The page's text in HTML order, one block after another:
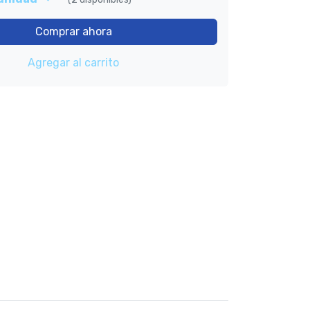
Comprar ahora
Agregar al carrito